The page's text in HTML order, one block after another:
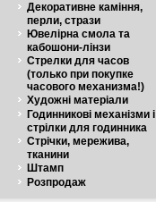
Декоративне каміння,
перли, стрази
Ювелірна смола та
кабошони-лінзи
Стрелки для часов
(только при покупке
часового механизма!)
Художні матеріали
Годинникові механізми і
стрілки для годинника
Стрічки, мережива,
тканини
Штамп
Розпродаж